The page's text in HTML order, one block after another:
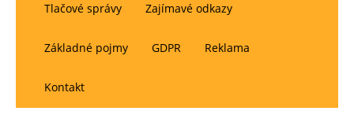
Tlačové správy Zajímavé odkazy
Základné pojmy GDPR Reklama
Kontakt